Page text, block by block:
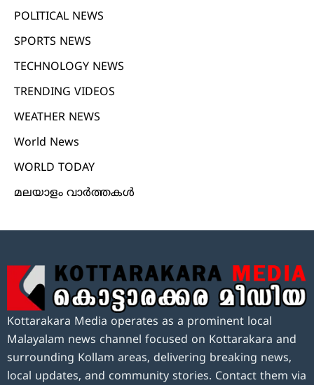
POLITICAL NEWS
SPORTS NEWS
TECHNOLOGY NEWS
TRENDING VIDEOS
WEATHER NEWS
World News
WORLD TODAY
മലയാളം വാർത്തകൾ
Kottarakara Media operates as a prominent local
Malayalam news channel focused on Kottarakara and
surrounding Kollam areas, delivering breaking news,
local updates, and community stories. Contact them via